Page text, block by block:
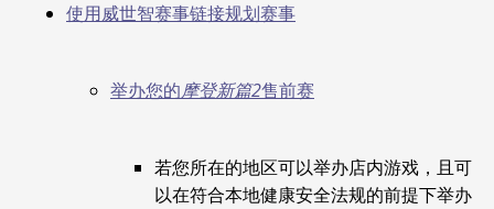
使用威世智赛事链接规划赛事
举办您的摩登新篇2售前赛
若您所在的地区可以举办店内游戏，且可
以在符合本地健康安全法规的前提下举办